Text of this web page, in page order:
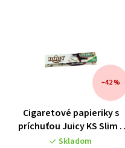
Cigaretové papieriky s
príchuťou Juicy KS Slim -
kokos
Skladom
–42 %